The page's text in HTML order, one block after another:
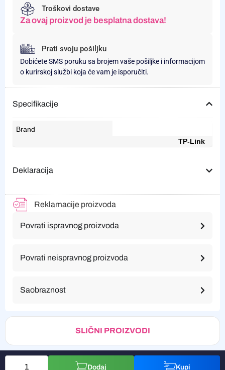
Troškovi dostave
Za ovaj proizvod je besplatna dostava!
Prati svoju pošiljku
Dobićete SMS poruku sa brojem vaše pošiljke i informacijom
o kurirskoj službi koja će vam je isporučiti.
Specifikacije
Brand
TP-Link
Deklaracija
Reklamacije proizvoda
Povrati ispravnog proizvoda
Povrati neispravnog proizvoda
Saobraznost
SLIČNI PROIZVODI
Dodaj Kupi